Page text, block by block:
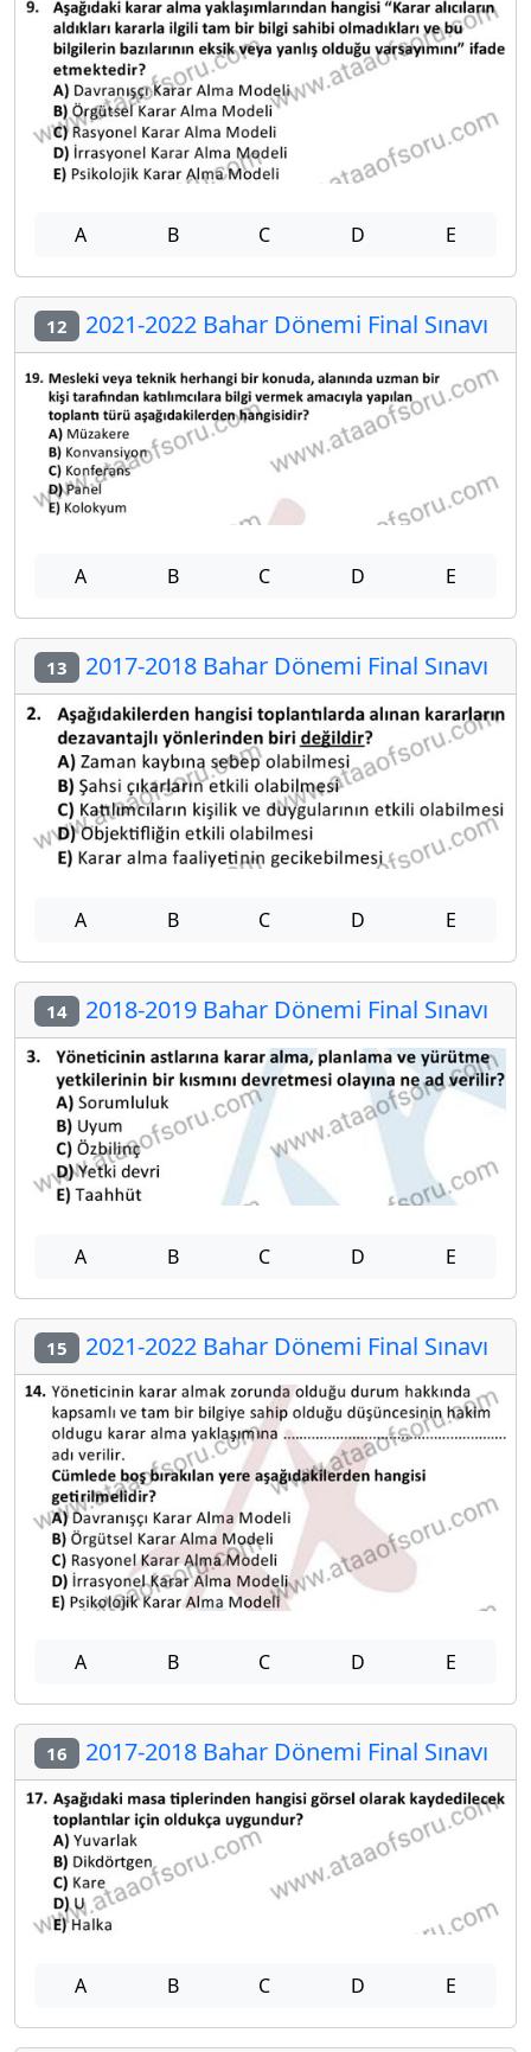
A B C D E
12 2021-2022 Bahar Dönemi Final Sınavı
A B C D E
13 2017-2018 Bahar Dönemi Final Sınavı
A B C D E
14 2018-2019 Bahar Dönemi Final Sınavı
A B C D E
15 2021-2022 Bahar Dönemi Final Sınavı
A B C D E
16 2017-2018 Bahar Dönemi Final Sınavı
A B C D E